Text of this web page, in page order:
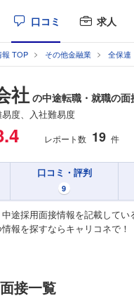
口コミ 求人
報 TOP その他金融業 全保連
社 の中途転職・就職の面
度、入社難易度
レポート数 19 件
口コミ・評判
9
途採用面接情報を記載して
報を探すならキャリコネで！
接一覧